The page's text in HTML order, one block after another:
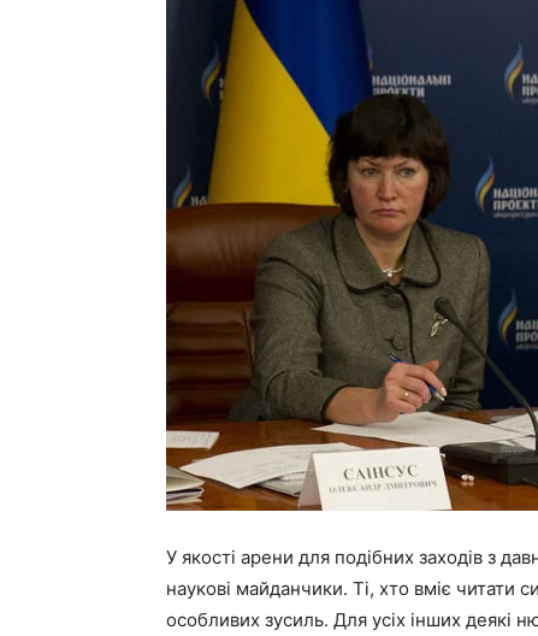
У якості арени для подібних заходів з
наукові майданчики. Ті, хто вміє читати
особливих зусиль. Для усіх інших деякі